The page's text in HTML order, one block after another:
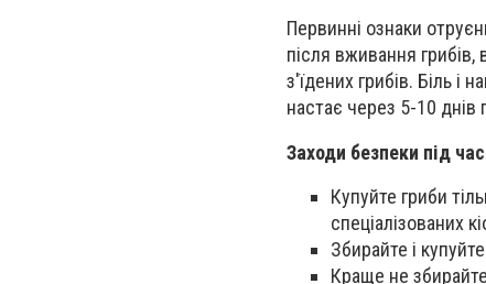
Первинні ознаки
після вживання грибів,
з'їдених грибів. Біль і
настає через 5-10 днів
Заходи безпеки під
Купуйте гриби
спеціалізованих
Збирайте і
Краще не